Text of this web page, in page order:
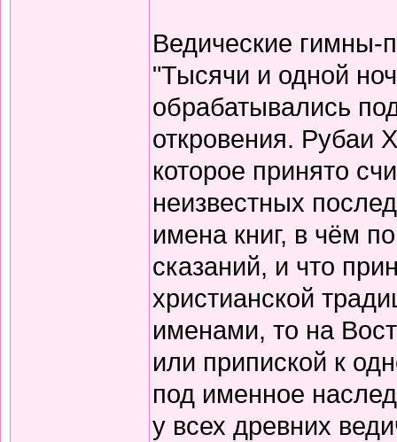
Ведические гимны-
"Тысячи и одной
обрабатывались
откровения. Рубаи
которое принято
неизвестных
имена книг, в чём
сказаний, и что
христианской
именами, то на
или припиской к
под именное
у всех древних